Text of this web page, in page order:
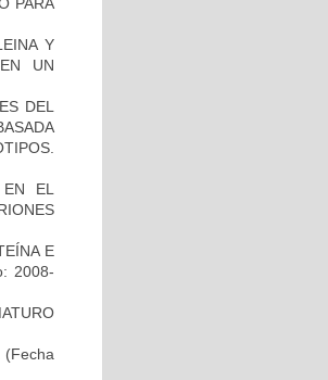
Y
UN
DEL
EL
E
2008-
(Fecha